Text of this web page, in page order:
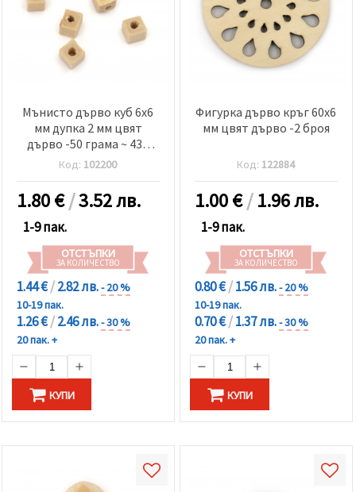
Мънисто дърво куб 6x6
мм дупка 2 мм цвят
дърво -50 грама ~ 430
броя
Код: 102200
1.80€/3.52 лв.
1-9 пак.
ОТСТЪПКИ
ЗА КОЛИЧЕСТВО
1.44 €/2.82 лв.- 20 %
10-19 пак.
1.26 €/2.46 лв.- 30 %
20 пак. +
КУПИ
Фигурка дърво кръг 60x6
мм цвят дърво -2 броя
Код: 122884
1.00€/1.96 лв.
1-9 пак.
ОТСТЪПКИ
ЗА КОЛИЧЕСТВО
0.80 €/1.56 лв.- 20 %
10-19 пак.
0.70 €/1.37 лв.- 30 %
20 пак. +
КУПИ